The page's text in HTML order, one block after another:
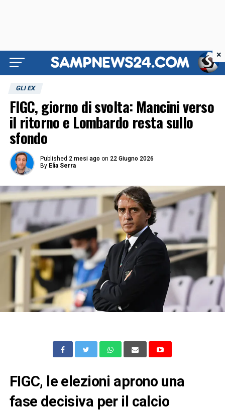
GLI EX
FIGC, giorno di svolta: Mancini verso
il ritorno e Lombardo resta sullo
sfondo
Published 2 mesi ago on 22 Giugno 2026
By Elia Serra
FIGC, le elezioni aprono una
fase decisiva per il calcio
×